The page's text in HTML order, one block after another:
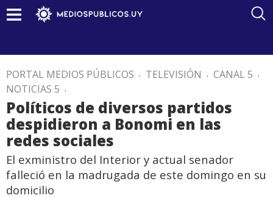
PORTAL MEDIOS PÚBLICOS . TELEVISIÓN . CANAL 5 .
NOTICIAS 5 .
Políticos de diversos partidos
despidieron a Bonomi en las
redes sociales
El exministro del Interior y actual senador
falleció en la madrugada de este domingo en su
domicilio